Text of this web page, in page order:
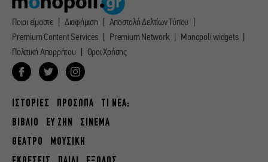
Ποιοι είμαστε Διαφήμιση
Αποστολή Δελτίων Τύπου
Premium Content Services
Premium Network
Monopoli widgets
Πολιτική Απορρήτου
Οροι Χρήσης
ΙΣΤΟΡΙΕΣ ΠΡΟΣΩΠΑ
ΤΙ ΝΕΑ;
ΒΙΒΛΙΟ
ΕΥ ΖΗΝ
ΣΙΝΕΜΑ
ΘΕΑΤΡΟ
ΜΟΥΣΙΚΗ